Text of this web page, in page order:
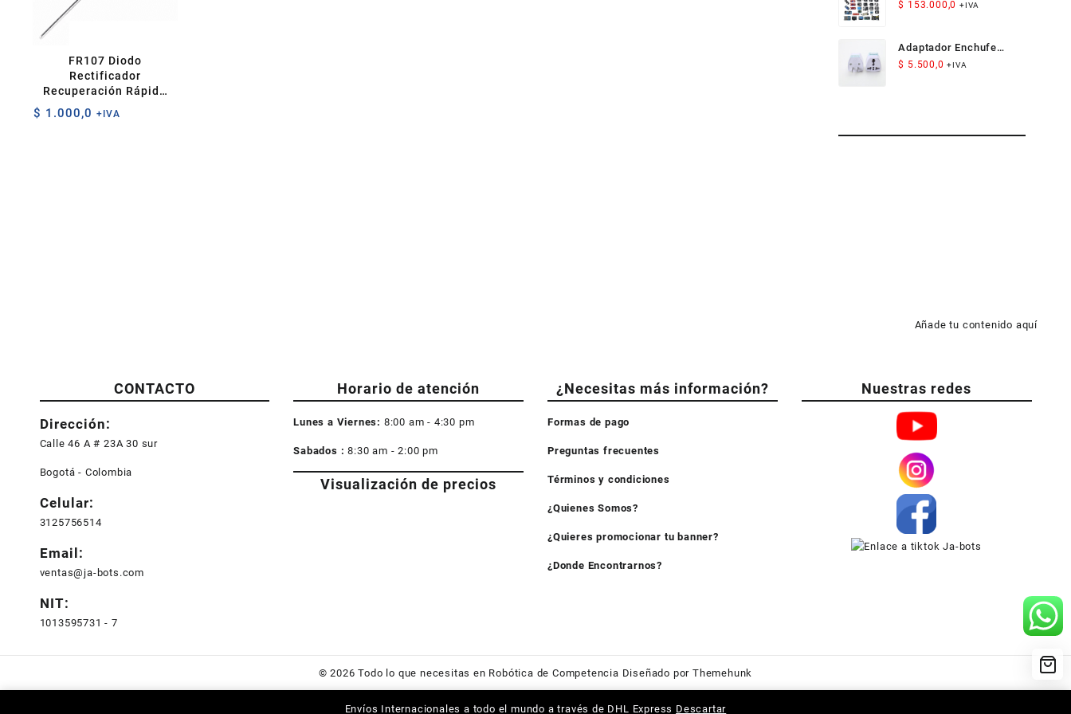
Envíos Internacionales a todo el mundo a través de DHL Express Descartar
FR107 Diodo
Rectificador
Recuperación Rápida
1A 1000V
$ 1.000,0 +IVA
Arduino
$ 153.000,0 +IVA
Adaptador Enchufe
Americano Compacto
$ 5.500,0 +IVA
Añade tu contenido aquí
CONTACTO
Dirección:
Calle 46 A # 23A 30 sur
Bogotá - Colombia
Celular:
3125756514
Email:
ventas@ja-bots.com
NIT:
1013595731 - 7
Horario de atención
Lunes a Viernes: 8:00 am - 4:30 pm
Sabados :8:30 am - 2:00 pm
Visualización de precios
¿Necesitas más información?
Formas de pago
Preguntas frecuentes
Términos y condiciones
¿Quienes Somos?
¿Quieres promocionar tu banner?
¿Donde Encontrarnos?
Nuestras redes
© 2026Todo lo que necesitas en Robótica de Competencia Diseñado por Themehunk